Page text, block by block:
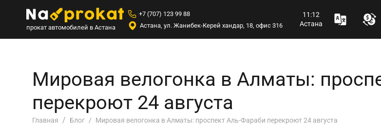
прокат автомобилей в Астана
+7 (707) 123 99 88
Астана, ул. Жанибек-Керей хандар, 18, офис 316
11:12
Астана
Мировая велогонка в Алматы:
перекроют 24 августа
Главная Блог Мировая велогонка в Алматы: проспект Аль-Фараби перекроют 24 августа